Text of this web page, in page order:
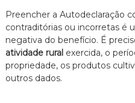
Preencher a Autodeclaração
contraditórias ou incorretas é
negativa do benefício. É
atividade ruralexercida, o
propriedade, os produtos
outros dados.